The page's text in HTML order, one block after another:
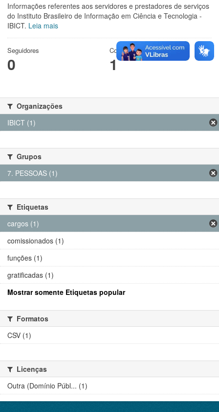
Informações referentes aos servidores e prestadores de serviços
do Instituto Brasileiro de Informação em Ciência e Tecnologia -
IBICT. Leia mais
Seguidores
0
Conjuntos de dados
1
Organizações
IBICT (1)
Grupos
7. PESSOAS (1)
Etiquetas
cargos (1)
comissionados (1)
funções (1)
gratificadas (1)
Mostrar somente Etiquetas popular
Formatos
CSV (1)
Licenças
Outra (Domínio Públ... (1)